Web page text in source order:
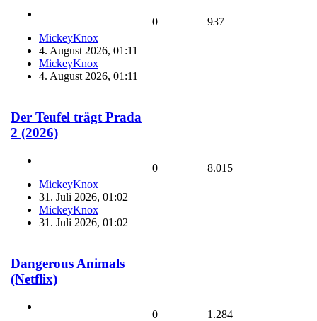
MickeyKnox
4. August 2026, 01:11
MickeyKnox
4. August 2026, 01:11
0 937
Der Teufel trägt Prada
2 (2026)
MickeyKnox
31. Juli 2026, 01:02
MickeyKnox
31. Juli 2026, 01:02
0 8.015
Dangerous Animals
(Netflix)
0 1.284